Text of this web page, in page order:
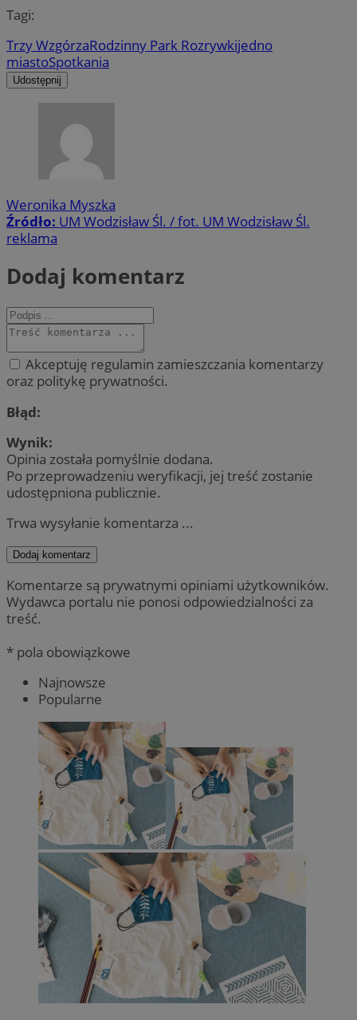
Tagi:
Trzy WzgórzaRodzinny Park Rozrywkijedno
miastoSpotkania
Udostępnij
Weronika Myszka
Źródło: UM Wodzisław Śl. / fot. UM Wodzisław Śl.
reklama
Dodaj komentarz
Akceptuję regulamin zamieszczania komentarzy
oraz politykę prywatności.
Błąd:
Wynik:
Opinia została pomyślnie dodana.
Po przeprowadzeniu weryfikacji, jej treść zostanie
udostępniona publicznie.
Trwa wysyłanie komentarza ...
Dodaj komentarz
Komentarze są prywatnymi opiniami użytkowników.
Wydawca portalu nie ponosi odpowiedzialności za
treść.
* pola obowiązkowe
Najnowsze
Popularne